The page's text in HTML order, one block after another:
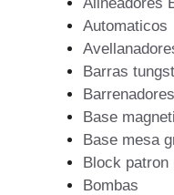
Automaticos
Barras
Barrenadores
Base
Base mesa
Block patron
Bombas